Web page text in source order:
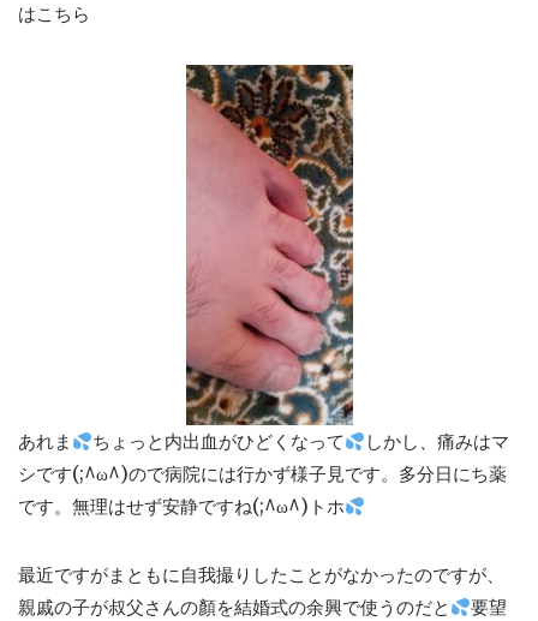
はこちら
あれま ちょっと内出血がひどくなって
しかし、痛みはマ
シです(;^ω^)ので病院には行かず様子見です。多分日にち薬
です。無理はせず安静ですね(;^ω^)トホ
最近ですがまともに自我撮りしたことがなかったのですが、
親戚の子が叔父さんの顏を結婚式の余興で使うのだと
要望